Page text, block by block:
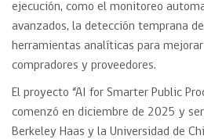
ejecución, como el monitoreo
avanzados, la detección temprana
herramientas analíticas para
compradores y proveedores.
El proyecto “AI for Smarter Public
comenzó en diciembre de 2025 y
Berkeley Haas y la Universidad de